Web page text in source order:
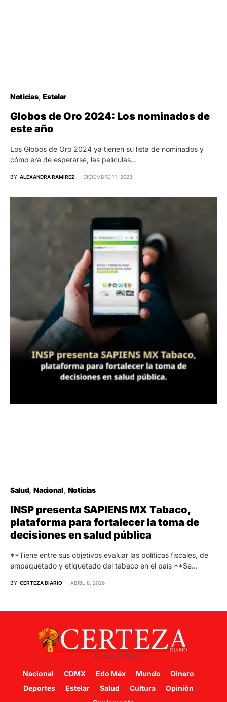
Noticias Estelar
Globos de Oro 2024: Los nominados de
este año
Los Globos de Oro 2024 ya tienen su lista de nominados y
cómo era de esperarse, las películas…
BY ALEXANDRA RAMIREZ DICIEMBRE 11, 2023
Salud Nacional Noticias
INSP presenta SAPIENS MX Tabaco,
plataforma para fortalecer la toma de
decisiones en salud pública
**Tiene entre sus objetivos evaluar las políticas fiscales, de
empaquetado y etiquetado del tabaco en el país **Se…
BY CERTEZA DIARIO ABRIL 8, 2026
Nacional CDMX Edo Méx Mundo
Dinero
Deportes
Estelar Salud Cultura
Opinión